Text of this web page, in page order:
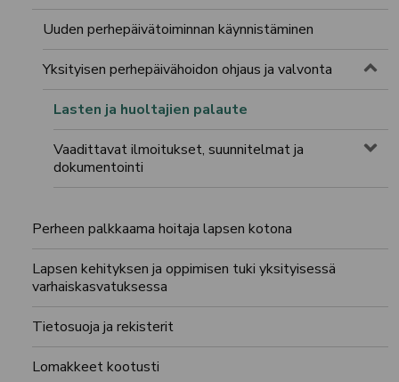
Uuden perhepäivätoiminnan käynnistäminen
Yksityisen perhepäivähoidon ohjaus ja valvontaToggle menu
Lasten ja huoltajien palaute
Vaadittavat ilmoitukset, suunnitelmat ja
dokumentointi
Perheen palkkaama hoitaja lapsen kotona
Lapsen kehityksen ja oppimisen tuki yksityisessä
varhaiskasvatuksessa
Tietosuoja ja rekisterit
Lomakkeet kootusti